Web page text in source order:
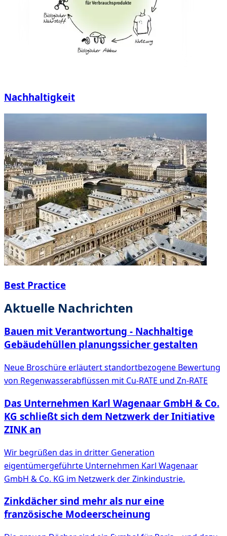
Nachhaltigkeit
Best Practice
Aktuelle Nachrichten
Bauen mit Verantwortung - Nachhaltige
Gebäudehüllen planungssicher gestalten
Neue Broschüre erläutert standortbezogene Bewertung
von Regenwasserabflüssen mit Cu-RATE und Zn-RATE
Das Unternehmen Karl Wagenaar GmbH & Co.
KG schließt sich dem Netzwerk der Initiative
ZINK an
Wir begrüßen das in dritter Generation
eigentümergeführte Unternehmen Karl Wagenaar
GmbH & Co. KG im Netzwerk der Zinkindustrie.
Zinkdächer sind mehr als nur eine
französische Modeerscheinung